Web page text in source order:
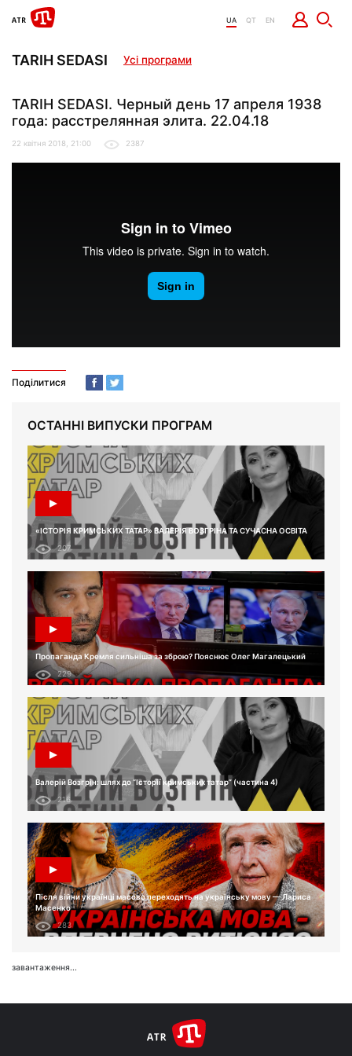
UA QT EN
TARIH SEDASI Усі програми
TARIH SEDASI. Черный день 17 апреля 1938
года: расстрелянная элита. 22.04.18
22 квітня 2018, 21:00 2387
Поділитися
ОСТАННІ ВИПУСКИ ПРОГРАМ
«ІСТОРІЯ КРИМСЬКИХ ТАТАР» ВАЛЕРІЯ ВОЗГРІНА ТА СУЧАСНА ОСВІТА
207
Пропаганда Кремля сильніша за зброю? Пояснює Олег Магалецький
229
Валерій Возгрін: шлях до “Історії кримських татар” (частина 4)
216
Після війни українці масово переходять на українську мову — Лариса
Масенко
283
завантаження...